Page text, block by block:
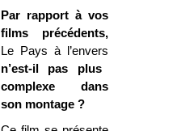
Par rapport à vos
films précédents,
Le Pays à l’envers
n’est-il pas plus
complexe dans
son montage ?